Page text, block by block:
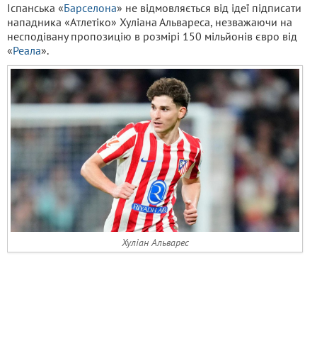
Іспанська «Барселона» не відмовляється від ідеї підписати
нападника «Атлетіко» Хуліана Альвареса, незважаючи на
несподівану пропозицію в розмірі 150 мільйонів євро від
«Реала».
Хуліан Альварес